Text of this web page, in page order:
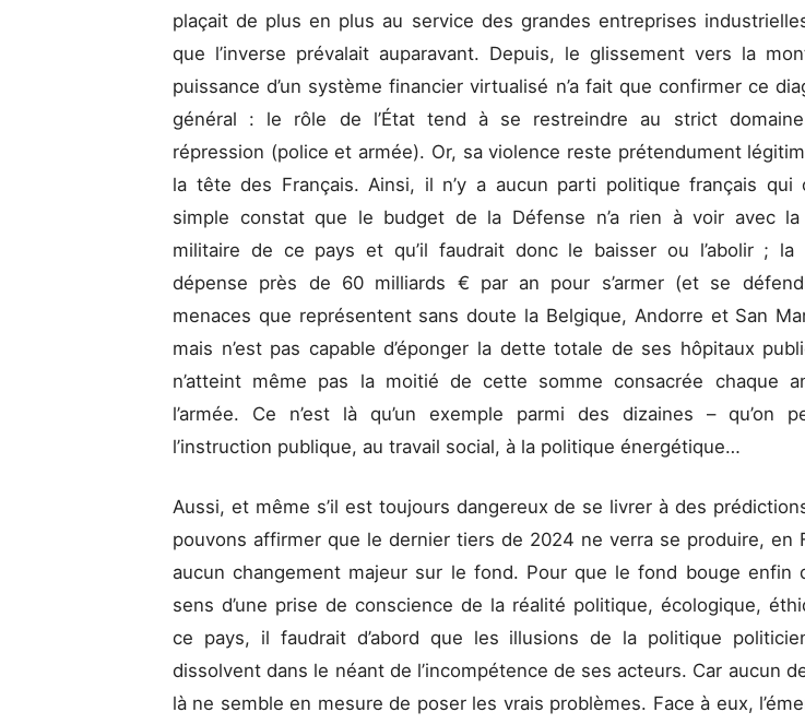
plaçait de plus en plus au service des grandes entreprises
que l’inverse prévalait auparavant. Depuis, le glissement vers la
puissance d’un système financier virtualisé n’a fait que confirmer ce
général : le rôle de l’État tend à se restreindre au strict
répression (police et armée). Or, sa violence reste prétendument
la tête des Français. Ainsi, il n’y a aucun parti politique français qui
simple constat que le budget de la Défense n’a rien à voir avec la
militaire de ce pays et qu’il faudrait donc le baisser ou l’abolir ; la
dépense près de 60 milliards € par an pour s’armer (et se
menaces que représentent sans doute la Belgique, Andorre et San
mais n’est pas capable d’éponger la dette totale de ses hôpitaux
n’atteint même pas la moitié de cette somme consacrée chaque
l’armée. Ce n’est là qu’un exemple parmi des dizaines – qu’on
l’instruction publique, au travail social, à la politique énergétique…
Aussi, et même s’il est toujours dangereux de se livrer à des
pouvons affirmer que le dernier tiers de 2024 ne verra se produire, en
aucun changement majeur sur le fond. Pour que le fond bouge enfin
sens d’une prise de conscience de la réalité politique, écologique,
ce pays, il faudrait d’abord que les illusions de la politique
dissolvent dans le néant de l’incompétence de ses acteurs. Car aucun
là ne semble en mesure de poser les vrais problèmes. Face à eux,